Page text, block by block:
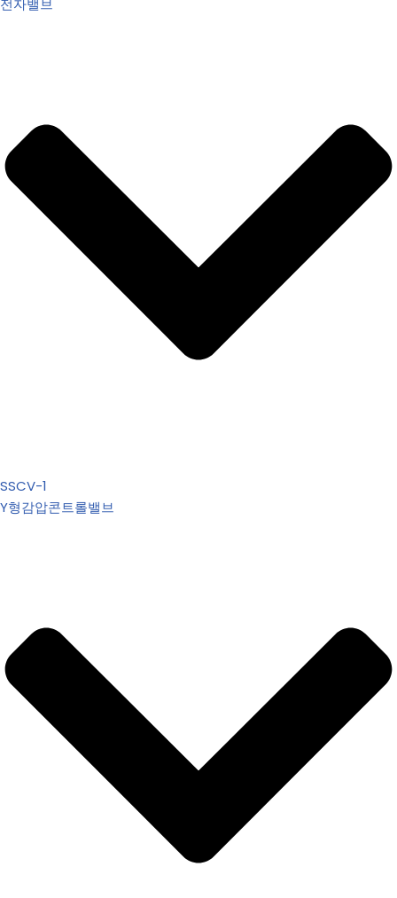
전자밸브
SSCV-1
Y형감압콘트롤밸브